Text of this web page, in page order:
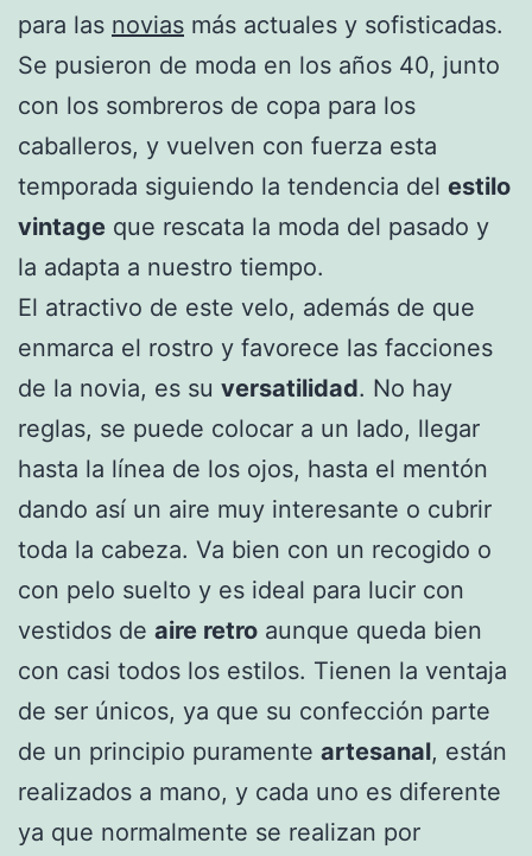
para las novias más actuales y sofisticadas.
Se pusieron de moda en los años 40, junto
con los sombreros de copa para los
caballeros, y vuelven con fuerza esta
temporada siguiendo la tendencia del estilo
vintage que rescata la moda del pasado y
la adapta a nuestro tiempo.
El atractivo de este velo, además de que
enmarca el rostro y favorece las facciones
de la novia, es su versatilidad. No hay
reglas, se puede colocar a un lado, llegar
hasta la línea de los ojos, hasta el mentón
dando así un aire muy interesante o cubrir
toda la cabeza. Va bien con un recogido o
con pelo suelto y es ideal para lucir con
vestidos de aire retro aunque queda bien
con casi todos los estilos. Tienen la ventaja
de ser únicos, ya que su confección parte
de un principio puramente artesanal, están
realizados a mano, y cada uno es diferente
ya que normalmente se realizan por